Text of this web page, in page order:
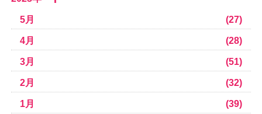
5月 (27)
4月 (28)
3月 (51)
2月 (32)
1月 (39)